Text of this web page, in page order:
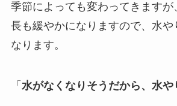
季節によっても変わってきますが
長も緩やかになりますので、水や
なります。
「 水がなくなりそうだから、水や